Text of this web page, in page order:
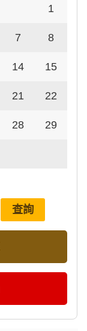
1
7 8
14 15
21 22
28 29